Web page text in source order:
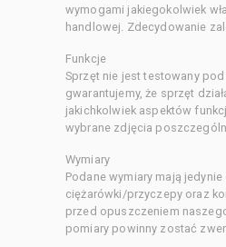
wymogami jakiegokolwiek
handlowej. Zdecydowanie
Funkcje
Sprzęt nie jest testowany
gwarantujemy, że sprzęt
jakichkolwiek aspektów
wybrane zdjęcia
Wymiary
Podane wymiary mają
ciężarówki/przyczepy oraz
przed opuszczeniem
pomiary powinny zostać